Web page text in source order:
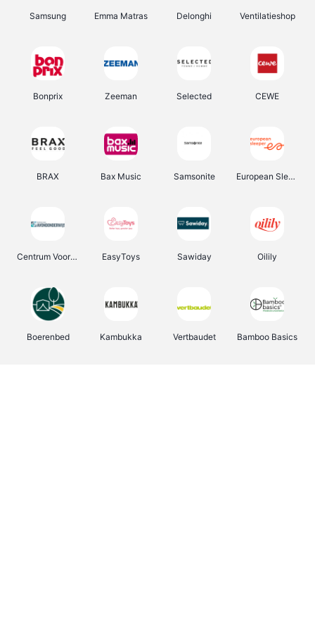
Samsung Emma Matras Delonghi Ventilatieshop
Bonprix Zeeman Selected CEWE
BRAX Bax Music Samsonite European Sleeper
Centrum Voor Avondonderwijs EasyToys Sawiday Oilily
Boerenbed Kambukka Vertbaudet Bamboo Basics